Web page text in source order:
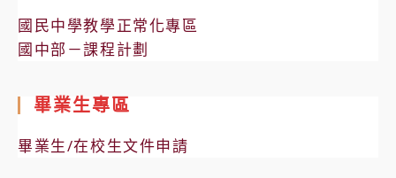
國民中學教學正常化專區
國中部－課程計劃
畢業生專區
畢業生/在校生文件申請